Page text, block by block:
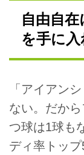
自由自
を手に入
「アイアン
ない。だか
つ球は1球も
ディ率トッ